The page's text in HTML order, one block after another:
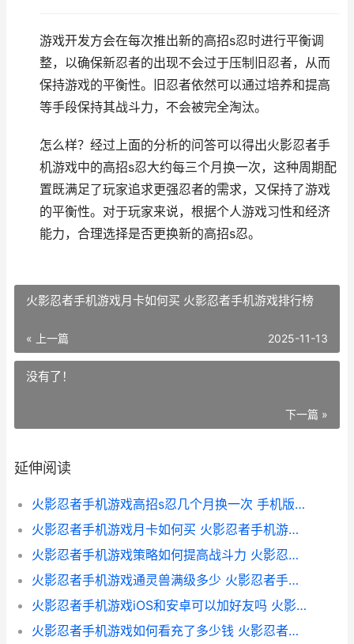
游戏开发方会在每次推出新的高招s忍时进行平衡调
整，以确保新忍者的出现不会过于压制旧忍者，从而
保持游戏的平衡性。旧忍者依然可以通过培养和提高
等手段保持其战斗力，不会被完全淘汰。
怎么样？经过上面的分析的问答可以得出火影忍者手
机游戏中的高招s忍大约每三个月换一次，这种周期配
置既满足了玩家追求更强忍者的需求，又保持了游戏
的平衡性。对于玩家来说，根据个人游戏习性和经济
能力，合理选择是否更换新的高招s忍。
火影忍者手机游戏月卡如何买 火影忍者手机游戏排行榜
« 上一篇 2025-11-13
没有了！
下一篇 »
延伸阅读
火影忍者手机游戏高招s忍几个月换一次 手机版火影忍者
火影忍者手机游戏月卡如何买 火影忍者手机游戏排行榜
火影忍者手机游戏策略如何提高战斗力 火影忍者手游app下载
火影忍者手机游戏通灵兽满级多少 火影忍者手机游戏补帧app
火影忍者手机游戏iOS和安卓可以加好友吗 火影忍者手游戏仔
火影忍者手机游戏如何看充了多少钱 火影忍者手机游戏视频平民玩家